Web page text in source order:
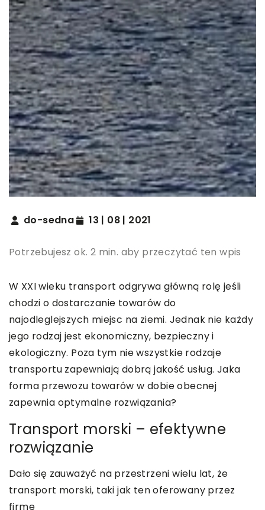
do-sedna 13 | 08 | 2021
Potrzebujesz ok. 2 min. aby przeczytać ten wpis
W XXI wieku transport odgrywa główną rolę jeśli
chodzi o dostarczanie towarów do
najodleglejszych miejsc na ziemi. Jednak nie każdy
jego rodzaj jest ekonomiczny, bezpieczny i
ekologiczny. Poza tym nie wszystkie rodzaje
transportu zapewniają dobrą jakość usług. Jaka
forma przewozu towarów w dobie obecnej
zapewnia optymalne rozwiązania?
Transport morski – efektywne
rozwiązanie
Dało się zauważyć na przestrzeni wielu lat, że
transport morski, taki jak ten oferowany przez
firmę